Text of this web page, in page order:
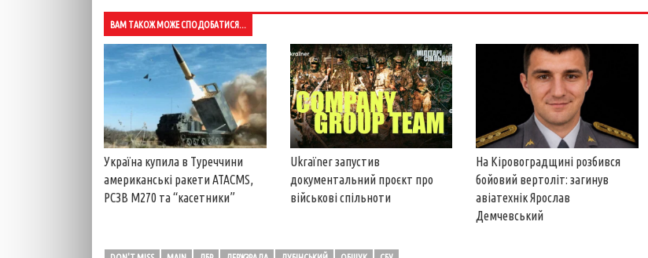
ВАМ ТАКОЖ МОЖЕ СПОДОБАТИСЯ...
Україна купила в Туреччини
американські ракети ATACMS,
РСЗВ M270 та “касетники”
Ukraїner запустив
документальний проєкт про
військові спільноти
На Кіровоградщині розбився
бойовий вертоліт: загинув
авіатехнік Ярослав
Демчевський